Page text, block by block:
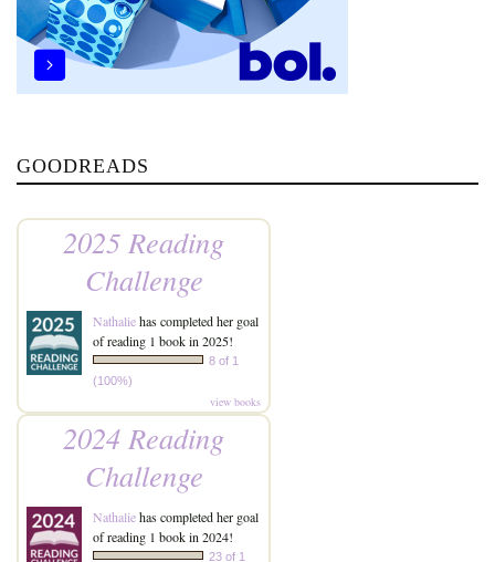
GOODREADS
2025 Reading
Challenge
Nathaliehas completed her goal
of reading 1 book in 2025!
8 of 1
(100%)
view books
2024 Reading
Challenge
Nathaliehas completed her goal
of reading 1 book in 2024!
23 of 1